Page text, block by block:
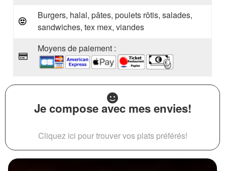
Burgers, halal, pâtes, poulets rôtis, salades,
sandwiches, tex mex, viandes
Moyens de paiement :
Je compose avec mes envies!
Cliquez ici pour trouver vos plats préférés!